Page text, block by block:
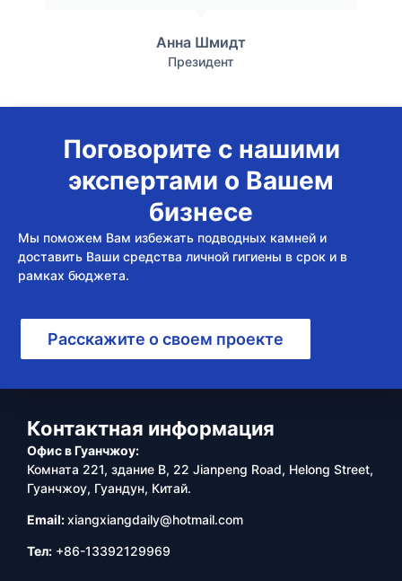
Анна Шмидт
Президент
Поговорите с нашими
экспертами о Вашем
бизнесе
Мы поможем Вам избежать подводных камней и
доставить Ваши средства личной гигиены в срок и в
рамках бюджета.
Расскажите о своем проекте
Контактная информация
Офис в Гуанчжоу:
Комната 221, здание B, 22 Jianpeng Road, Helong Street,
Гуанчжоу, Гуандун, Китай.
Email:xiangxiangdaily@hotmail.com
Тел: +86-13392129969